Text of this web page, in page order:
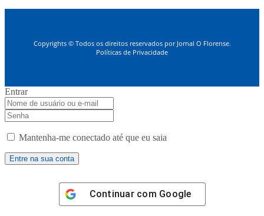
Copyrights © Todos os direitos reservados por Jornal O Florense.
Políticas de Privacidade
Entrar
Mantenha-me conectado até que eu saia
Continuar com Google